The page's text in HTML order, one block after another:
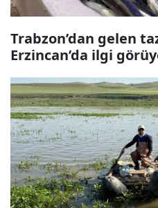
Trabzon’dan gelen
Erzincan’da ilgi